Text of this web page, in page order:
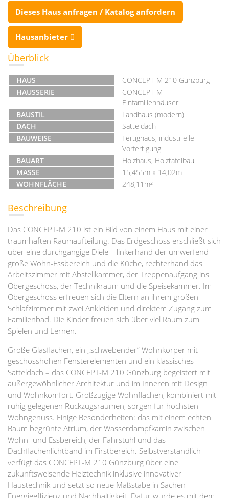
Dieses Haus anfragen / Katalog anfordern
Hausanbieter
Überblick
HAUS
CONCEPT-M 210 Günzburg
HAUSSERIE
CONCEPT-M
Einfamilienhäuser
BAUSTIL
Landhaus (modern)
DACH
Satteldach
BAUWEISE
Fertighaus, industrielle
Vorfertigung
BAUART
Holzhaus, Holztafelbau
MASSE
15,455m x 14,02m
WOHNFLÄCHE
248,11m²
Beschreibung
Das CONCEPT-M 210 ist ein Bild von einem Haus mit einer
traumhaften Raumaufteilung. Das Erdgeschoss erschließt sich
über eine durchgängige Diele – linkerhand der umwerfend
große Wohn-Essbereich und die Küche, rechterhand das
Arbeitszimmer mit Abstellkammer, der Treppenaufgang ins
Obergeschoss, der Technikraum und die Speisekammer. Im
Obergeschoss erfreuen sich die Eltern an ihrem großen
Schlafzimmer mit zwei Ankleiden und direktem Zugang zum
Familienbad. Die Kinder freuen sich über viel Raum zum
Spielen und Lernen.
Große Glasflächen, ein „schwebender” Wohnkörper mit
geschosshohen Fensterelementen und ein klassisches
Satteldach – das CONCEPT-M 210 Günzburg begeistert mit
außergewöhnlicher Architektur und im Inneren mit Design
und Wohnkomfort. Großzügige Wohnflächen, kombiniert mit
ruhig gelegenen Rückzugsräumen, sorgen für höchsten
Wohngenuss. Einige Besonderheiten: das mit einem echten
Baum begrünte Atrium, der Wasserdampfkamin zwischen
Wohn- und Essbereich, der Fahrstuhl und das
Dachflächenlichtband im Firstbereich. Selbstverständlich
verfügt das CONCEPT-M 210 Günzburg über eine
zukunftsweisende Heiztechnik inklusive innovativer
Haustechnik und setzt so neue Maßstäbe in Sachen
Energieeffizienz und Nachhaltigkeit. Dafür wurde es mit dem